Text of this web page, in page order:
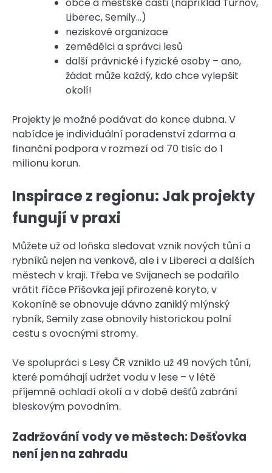
Liberec, Semily…)
neziskové organizace
zemědělci a správci lesů
další právnické i fyzické osoby – ano,
žádat může každý, kdo chce vylepšit
okolí!
Projekty je možné podávat do konce dubna. V
nabídce je individuální poradenství zdarma a
finanční podpora v rozmezí od 70 tisíc do 1
milionu korun.
Inspirace z regionu: Jak projekty
fungují v praxi
Můžete už od loňska sledovat vznik nových tůní a
rybníků nejen na venkově, ale i v Libereci a dalších
městech v kraji. Třeba ve Svijanech se podařilo
vrátit říčce Příšovka její přirozené koryto, v
Kokoníně se obnovuje dávno zaniklý mlýnský
rybník, Semily zase obnovily historickou polní
cestu s ovocnými stromy.
Ve spolupráci s Lesy ČR vzniklo už 49 nových tůní,
které pomáhají udržet vodu v lese – v létě
příjemně ochladí okolí a v době dešťů zabrání
bleskovým povodním.
Zadržování vody ve městech: Dešťovka
není jen na zahradu